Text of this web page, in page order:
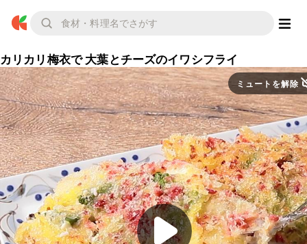
カリカリ梅衣で 大葉とチーズのイワシフライ
ミュートを解除